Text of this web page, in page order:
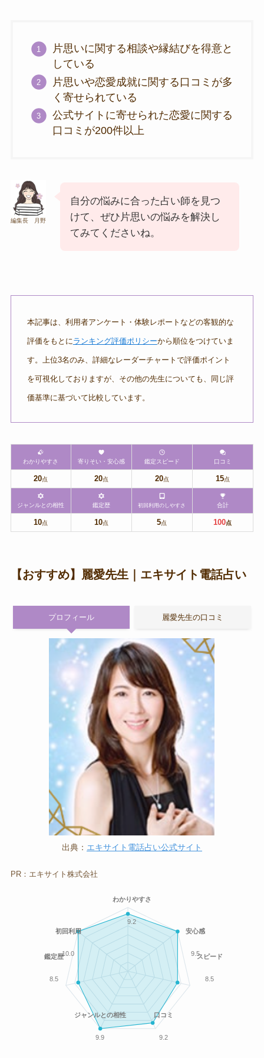
片思いに関する相談や縁結びを得意と
している
片思いや恋愛成就に関する口コミが多
く寄せられている
公式サイトに寄せられた恋愛に関する
口コミが200件以上
編集長 月野
自分の悩みに合った占い師を見つ
けて、ぜひ片思いの悩みを解決し
てみてくださいね。
本記事は、利用者アンケート・体験レポートなどの客観的な
評価をもとにランキング評価ポリシーから順位をつけていま
す。上位3名のみ、詳細なレーダーチャートで評価ポイント
を可視化しておりますが、その他の先生についても、同じ評
価基準に基づいて比較しています。
わかりやすさ 寄りそい・安心感 鑑定スピード 口コミ
20点 20点 20点 15点
ジャンルとの相性 鑑定歴 初回利用のしやすさ 合計
10点 10点 5点 100点
【おすすめ】麗愛先生｜エキサイト電話占い
プロフィール 麗愛先生の口コミ
出典： エキサイト電話占い公式サイト
PR：エキサイト株式会社
わかりやすさ
9.2
安心感
9.5スピード
8.5
口コミ
9.2
ジャンルとの相性
9.9
鑑定歴
8.5
初回利用
10.0